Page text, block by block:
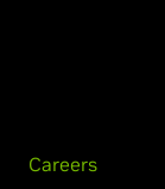
Careers